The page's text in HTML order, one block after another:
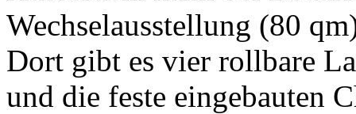
Wechselausstellung (80
Dort gibt es vier rollbare
und die feste eingebauten